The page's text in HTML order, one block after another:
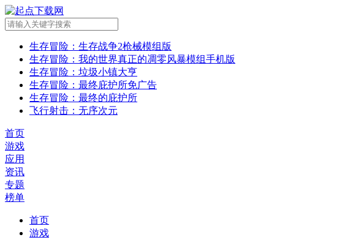
生存冒险 ：生存战争2枪械模组版
生存冒险 ：我的世界真正的凋零风暴模组手机版
生存冒险 ：垃圾小镇大亨
生存冒险 ：最终庇护所免广告
生存冒险 ：最终的庇护所
飞行射击 ：无序次元
首页
游戏
应用
资讯
专题
榜单
首页
游戏